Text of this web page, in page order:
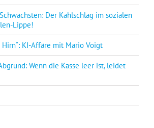
Der Kahlschlag im sozialen
Lippe!
Hirn“: KI-Affäre mit Mario Voigt
Wenn die Kasse leer ist, leidet